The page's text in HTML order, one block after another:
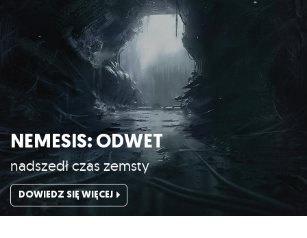
NEMESIS: ODWET
nadszedł czas zemsty
DOWIEDZ SIĘ WIĘCEJ